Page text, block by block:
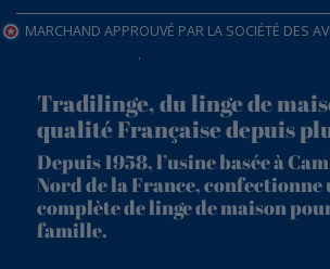
MARCHAND APPROUVÉ PAR LA SOCIÉTÉ DES
.
Tradilinge, du linge de
qualité Française depuis
Depuis 1958, l’usine basée à
Nord de la France, confectionne
complète de linge de maison
famille.